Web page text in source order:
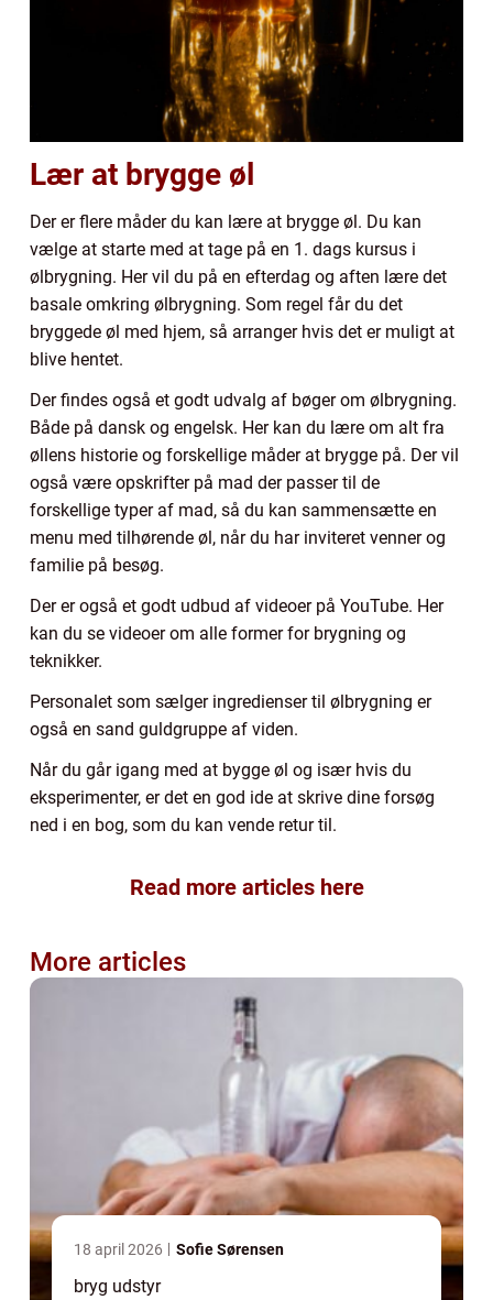
Lær at brygge øl
Der er flere måder du kan lære at brygge øl. Du kan
vælge at starte med at tage på en 1. dags kursus i
ølbrygning. Her vil du på en efterdag og aften lære det
basale omkring ølbrygning. Som regel får du det
bryggede øl med hjem, så arranger hvis det er muligt at
blive hentet.
Der findes også et godt udvalg af bøger om ølbrygning.
Både på dansk og engelsk. Her kan du lære om alt fra
øllens historie og forskellige måder at brygge på. Der vil
også være opskrifter på mad der passer til de
forskellige typer af mad, så du kan sammensætte en
menu med tilhørende øl, når du har inviteret venner og
familie på besøg.
Der er også et godt udbud af videoer på YouTube. Her
kan du se videoer om alle former for brygning og
teknikker.
Personalet som sælger ingredienser til ølbrygning er
også en sand guldgruppe af viden.
Når du går igang med at bygge øl og især hvis du
eksperimenter, er det en god ide at skrive dine forsøg
ned i en bog, som du kan vende retur til.
Read more articles here
More articles
18 april 2026 Sofie Sørensen
bryg udstyr